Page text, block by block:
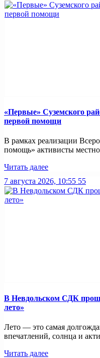
«Первые» Суземского
первой помощи
В рамках реализации
помощь» активисты
Читать далее
7 августа 2026, 10:55 55
В Невдольском СДК
лето»
Лето — это самая
впечатлений, солнца и
Читать далее